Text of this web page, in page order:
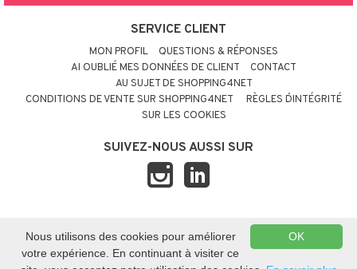
SERVICE CLIENT
MON PROFIL
QUESTIONS & RÉPONSES
AI OUBLIÉ MES DONNÉES DE CLIENT
CONTACT
AU SUJET DE SHOPPING4NET
CONDITIONS DE VENTE SUR SHOPPING4NET
RÈGLES D´INTÉGRITÉ
SUR LES COOKIES
SUIVEZ-NOUS AUSSI SUR
SITEMAP
FRANCE
OK
Nous utilisons des cookies pour améliorer
votre expérience. En continuant à visiter ce